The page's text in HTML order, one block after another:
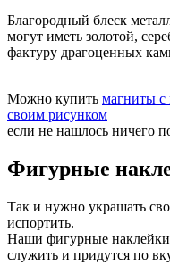
Благородный блеск
могут иметь золотой,
фактуру драгоценных
Можно купить магниты с
своим рисунком
если не нашлось ничего
Фигурные
Так и нужно украшать
испортить.
Наши фигурные наклейки
служить и придутся по